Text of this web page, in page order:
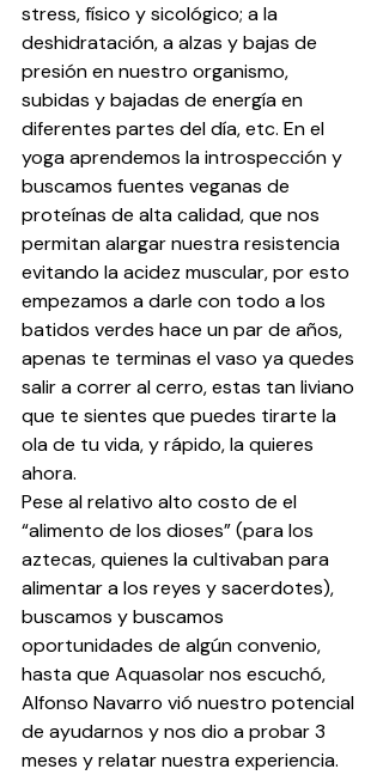
stress, físico y sicológico; a la
deshidratación, a alzas y bajas de
presión en nuestro organismo,
subidas y bajadas de energía en
diferentes partes del día, etc. En el
yoga aprendemos la introspección y
buscamos fuentes veganas de
proteínas de alta calidad, que nos
permitan alargar nuestra resistencia
evitando la acidez muscular, por esto
empezamos a darle con todo a los
batidos verdes hace un par de años,
apenas te terminas el vaso ya quedes
salir a correr al cerro, estas tan liviano
que te sientes que puedes tirarte la
ola de tu vida, y rápido, la quieres
ahora.
Pese al relativo alto costo de el
“alimento de los dioses” (para los
aztecas, quienes la cultivaban para
alimentar a los reyes y sacerdotes),
buscamos y buscamos
oportunidades de algún convenio,
hasta que Aquasolar nos escuchó,
Alfonso Navarro vió nuestro potencial
de ayudarnos y nos dio a probar 3
meses y relatar nuestra experiencia.